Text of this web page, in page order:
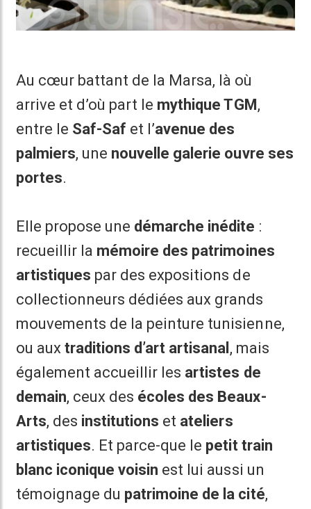
Au cœur battant de la Marsa, là où
arrive et d’où part le mythique TGM,
entre le Saf-Saf et l’avenue des
palmiers, une nouvelle galerie ouvre ses
portes.
Elle propose une démarche inédite :
recueillir la mémoire des patrimoines
artistiques par des expositions de
collectionneurs dédiées aux grands
mouvements de la peinture tunisienne,
ou auxtraditions d’art artisanal , mais
également accueillir les artistes de
demain, ceux des écoles des Beaux-
Arts, des institutions et ateliers
artistiques. Et parce-que le petit train
blanc iconique voisin est lui aussi un
témoignage du patrimoine de la cité,